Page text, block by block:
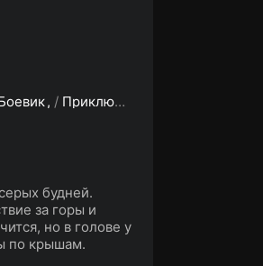
/ Приключения
будней.
за горы и
но в голове у
по крышам.